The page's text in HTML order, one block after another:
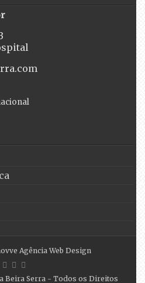
Agência Web Design
Beira Serra - Todos os Direitos